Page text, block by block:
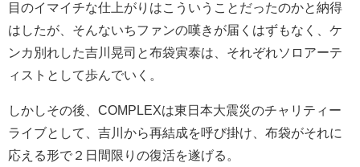
目のイマイチな仕上がりはこういうことだったのかと納得
はしたが、そんないちファンの嘆きが届くはずもなく、ケ
ンカ別れした吉川晃司と布袋寅泰は、それぞれソロアーテ
ィストとして歩んでいく。
しかしその後、COMPLEXは東日本大震災のチャリティー
ライブとして、吉川から再結成を呼び掛け、布袋がそれに
応える形で２日間限りの復活を遂げる。